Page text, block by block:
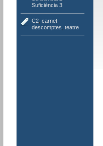
Suficiència 3
C2, carnet,
descomptes teatre